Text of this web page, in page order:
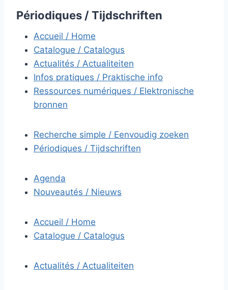
Périodiques / Tijdschriften
Accueil / Home
Catalogue / Catalogus
Actualités / Actualiteiten
Infos pratiques / Praktische info
Ressources numériques / Elektronische
bronnen
Recherche simple / Eenvoudig zoeken
Périodiques / Tijdschriften
Agenda
Nouveautés / Nieuws
Accueil / Home
Catalogue / Catalogus
Actualités / Actualiteiten